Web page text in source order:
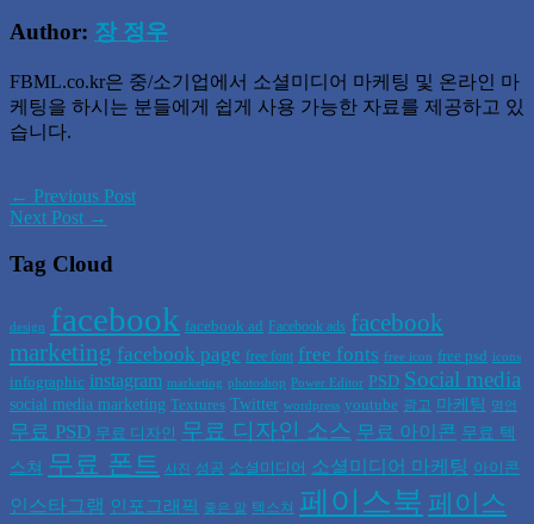
Author: 장 정우
FBML.co.kr은 중/소기업에서 소셜미디어 마케팅 및 온라인 마
케팅을 하시는 분들에게 쉽게 사용 가능한 자료를 제공하고 있
습니다.
← Previous Post
Next Post →
Tag Cloud
design facebook facebook ad Facebook ads facebook
marketing facebook page free font free fonts free icon free psd icons
infographic instagram marketing photoshop Power Editor PSD Social media
social media marketing Textures Twitter wordpress youtube 광고 마케팅 명언
무료 PSD 무료 디자인 무료 디자인 소스 무료 아이콘 무료 텍
스쳐 무료 폰트 사진 성공 소셜미디어 소셜미디어 마케팅 아이콘
인스타그램 인포그래픽 좋은 말 텍스쳐 페이스북 페이스